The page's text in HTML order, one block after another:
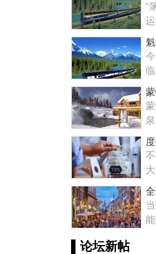
“
▌论坛新帖